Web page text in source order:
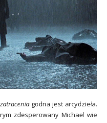
godna jest arcydzieła.
zdesperowany Michael wie